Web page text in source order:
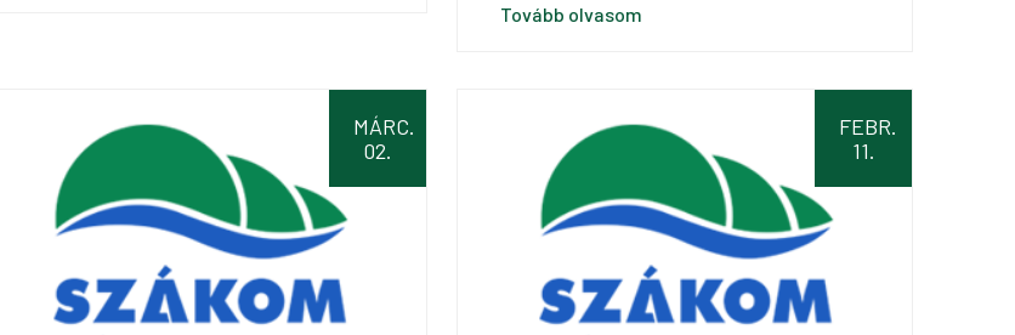
Tovább olvasom
MÁRC.
02.
FEBR.
11.